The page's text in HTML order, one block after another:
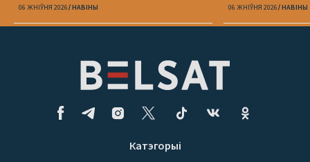
06 ЖНІЎНЯ 2026 НАВІНЫ 06 ЖНІЎНЯ 2026 НАВІНЫ
Катэгорыі